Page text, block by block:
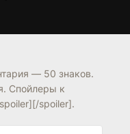
— 50 знаков.
Спойлеры к
spoiler].